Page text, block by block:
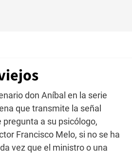
don Aníbal en la serie
que transmite la señal
pregunta a su psicólogo,
Francisco Melo, si no se ha
vez que el ministro o una